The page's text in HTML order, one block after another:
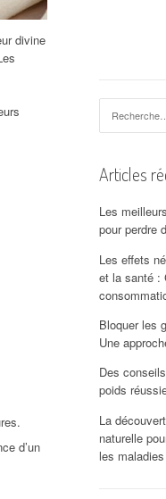
divine
d’un
Articles
Les
pour perdre
Les effets
et la santé :
Bloquer les
Une
Des
poids
La
naturelle
les